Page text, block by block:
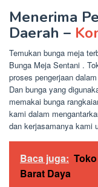
Menerima
Daerah –
Temukan bunga meja
Bunga Meja Sentani .
proses pengerjaan
Dan bunga yang
memakai bunga
kami dalam
dan kerjasamanya kami
Baca juga:
Barat Daya